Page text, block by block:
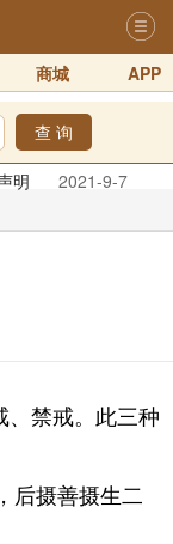
商城 APP
查 询
明
2021-9-7
客服系统开通，欢迎
鸡生肖化太岁开始预
12
9-2
禁戒。此三种
后摄善摄生二